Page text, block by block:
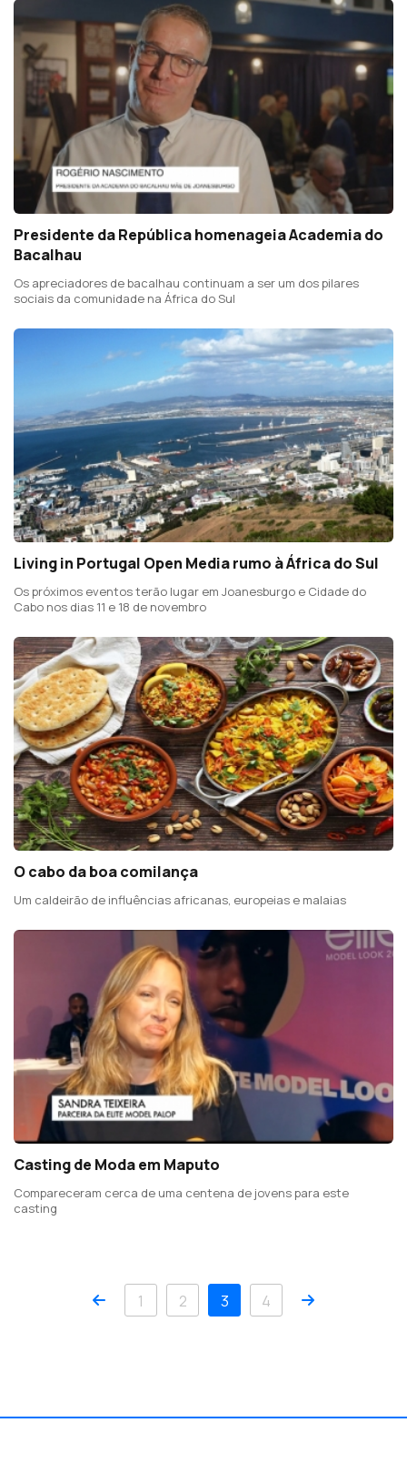
Presidente da República homenageia Academia do
Bacalhau
Os apreciadores de bacalhau continuam a ser um dos pilares
sociais da comunidade na África do Sul
Living in Portugal Open Media rumo à África do Sul
Os próximos eventos terão lugar em Joanesburgo e Cidade do
Cabo nos dias 11 e 18 de novembro
O cabo da boa comilança
Um caldeirão de influências africanas, europeias e malaias
Casting de Moda em Maputo
Compareceram cerca de uma centena de jovens para este
casting
Anterior
1 2 3 4 Próximo